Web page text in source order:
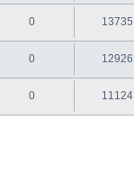
0 13735
0 12926
0 11124